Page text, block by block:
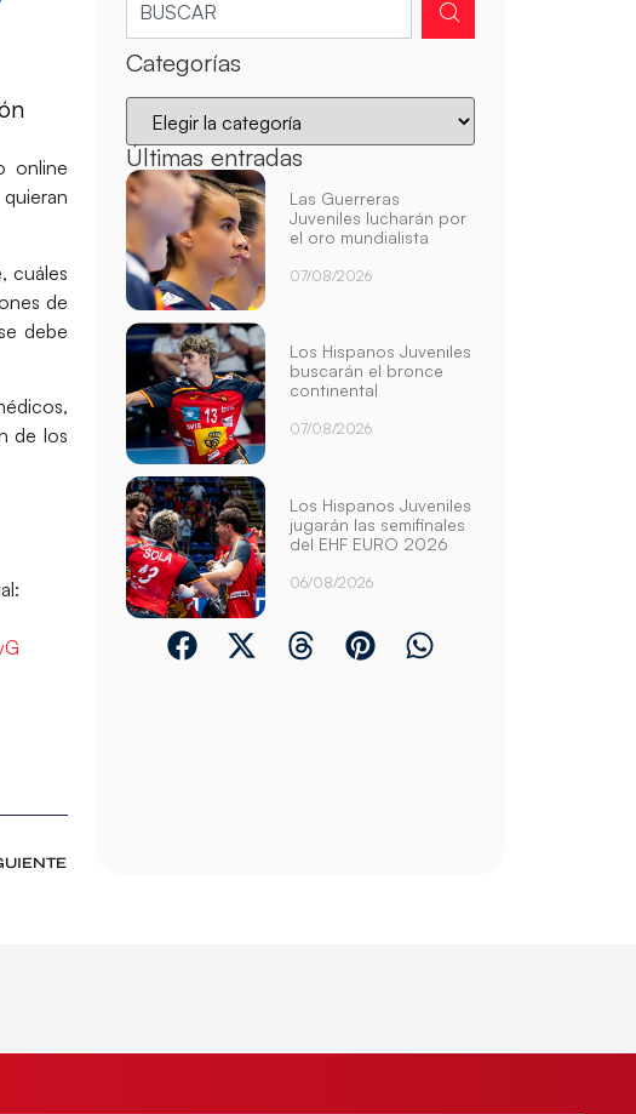
online
cuáles
de
debe
de los
Categorías
Últimas entradas
Las Guerreras
Juveniles lucharán por
el oro mundialista
07/08/2026
Los Hispanos Juveniles
buscarán el bronce
continental
07/08/2026
Los Hispanos Juveniles
jugarán las semifinales
del EHF EURO 2026
06/08/2026